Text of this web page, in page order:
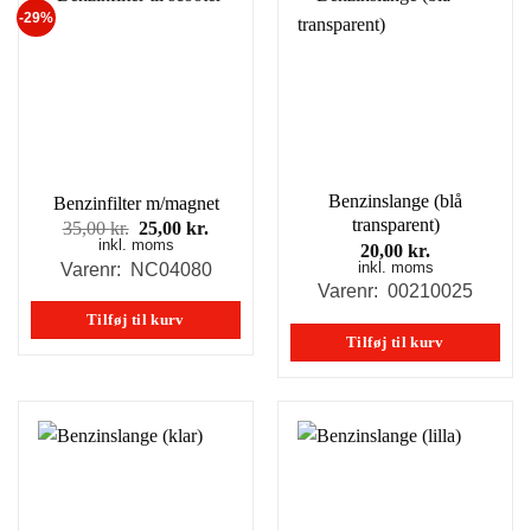
-29%
Benzinfilter m/magnet
35,00kr. Den
oprindelige
pris
35,00 kr..
25,00kr.
pris
25,00 kr..
inkl. moms
Varenr: NC04080
Tilføj til kurv
Benzinslange (blå
transparent)
20,00 kr.
inkl. moms
Varenr: 00210025
Tilføj til kurv